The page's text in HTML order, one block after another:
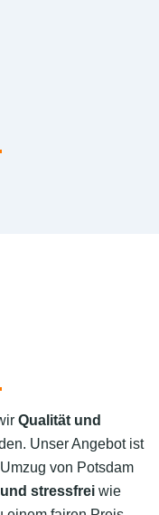
Qualität und
Unser Angebot ist
von Potsdam
stressfreiwie